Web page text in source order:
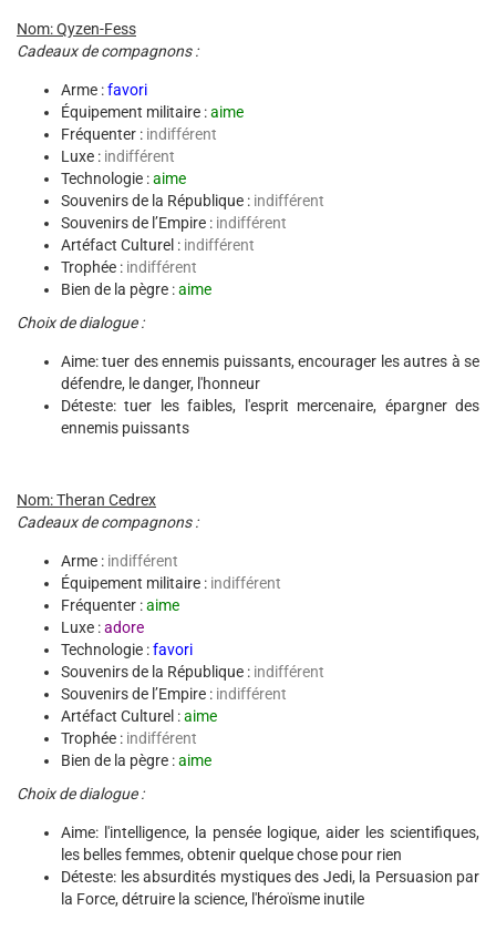
Nom: Qyzen-Fess
Cadeaux de compagnons :
Arme :favori
Équipement militaire :aime
Fréquenter : indifférent
Luxe : indifférent
Technologie :aime
Souvenirs de la République : indifférent
Souvenirs de l’Empire : indifférent
Artéfact Culturel : indifférent
Trophée : indifférent
Bien de la pègre :aime
Choix de dialogue :
Aime: tuer des ennemis puissants, encourager les autres à se
défendre, le danger, l'honneur
Déteste: tuer les faibles, l'esprit mercenaire, épargner des
ennemis puissants
Nom: Theran Cedrex
Cadeaux de compagnons :
Arme : indifférent
Équipement militaire : indifférent
Fréquenter :aime
Luxe :adore
Technologie :favori
Souvenirs de la République : indifférent
Souvenirs de l’Empire : indifférent
Artéfact Culturel :aime
Trophée : indifférent
Bien de la pègre :aime
Choix de dialogue :
Aime: l'intelligence, la pensée logique, aider les scientifiques,
les belles femmes, obtenir quelque chose pour rien
Déteste: les absurdités mystiques des Jedi, la Persuasion par
la Force, détruire la science, l'héroïsme inutile